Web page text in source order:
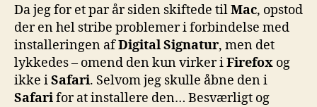
Da jeg for et par år siden skiftede tilMac, opstod
der en hel stribe problemer i forbindelse med
installeringen afDigital Signatur, men det
lykkedes – omend den kun virker iFirefox og
ikke iSafari. Selvom jeg skulle åbne den i
Safarifor at installere den… Besværligt og